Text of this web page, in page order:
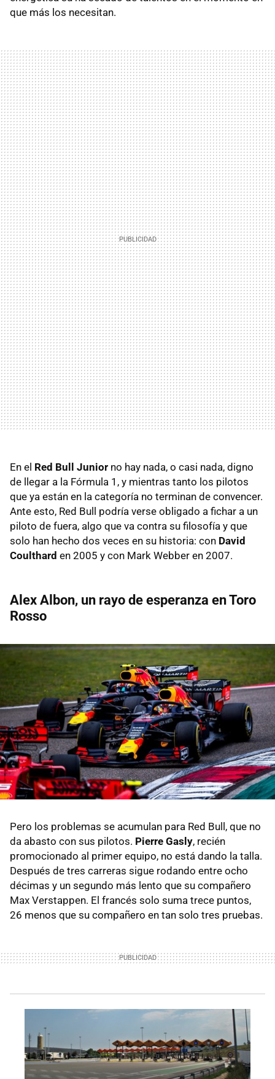
que más los necesitan.
En el Red Bull Junior no hay nada, o casi nada, digno
de llegar a la Fórmula 1, y mientras tanto los pilotos
que ya están en la categoría no terminan de convencer.
Ante esto, Red Bull podría verse obligado a fichar a un
piloto de fuera, algo que va contra su filosofía y que
solo han hecho dos veces en su historia: con David
Coulthard en 2005 y con Mark Webber en 2007.
Alex Albon, un rayo de esperanza en Toro
Rosso
Pero los problemas se acumulan para Red Bull, que no
da abasto con sus pilotos. Pierre Gasly, recién
promocionado al primer equipo, no está dando la talla.
Después de tres carreras sigue rodando entre ocho
décimas y un segundo más lento que su compañero
Max Verstappen. El francés solo suma trece puntos,
26 menos que su compañero en tan solo tres pruebas.